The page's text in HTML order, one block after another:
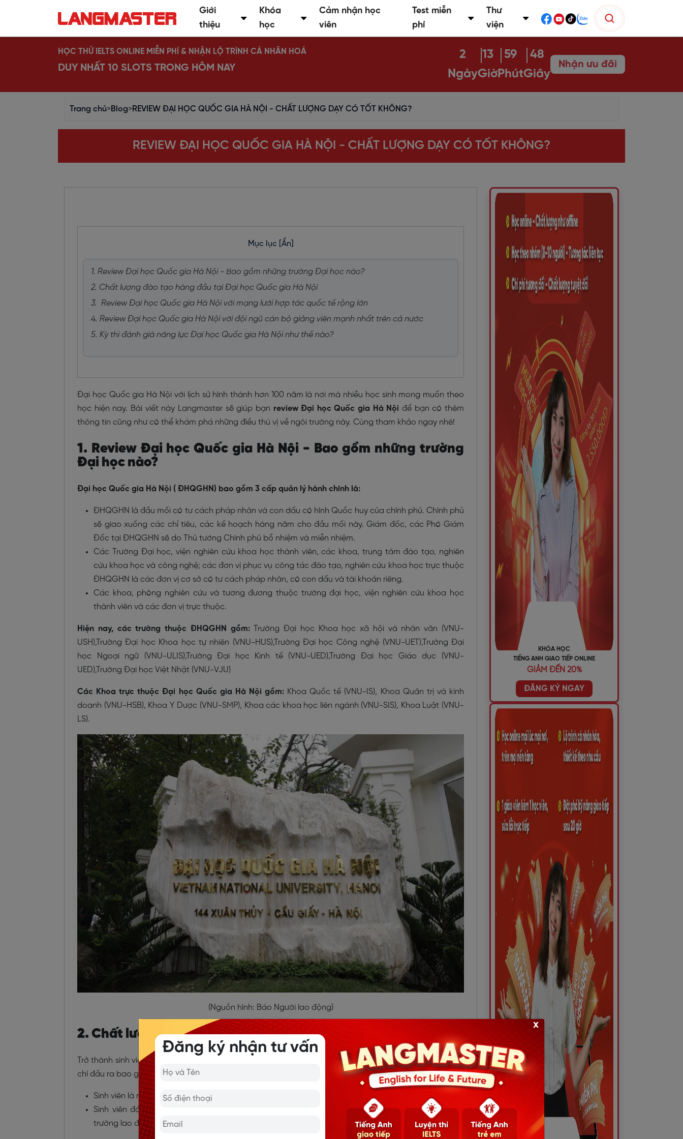
Giới
thiệu
Khóa
học
Cảm nhận học
viên
Test miễn
phí
Thư
viện
HỌC THỬ IELTS ONLINE MIỄN PHÍ & NHẬN LỘ TRÌNH CÁ NHÂN HOÁ
DUY NHẤT 10 SLOTS TRONG HÔM NAY
2
Ngày
13
Giờ
59
Phút
46
Giây
Nhận ưu đãi
Trang chủ>Blog>REVIEW ĐẠI HỌC QUỐC GIA HÀ NỘI - CHẤT LƯỢNG DẠY CÓ TỐT KHÔNG?
REVIEW ĐẠI HỌC QUỐC GIA HÀ NỘI - CHẤT LƯỢNG DẠY CÓ TỐT KHÔNG?
Mục lục [Ẩn]
1. Review Đại học Quốc gia Hà Nội - Bao gồm những trường Đại học nào?
2. Chất lượng đào tạo hàng đầu tại Đại học Quốc gia Hà Nội
3. Review Đại học Quốc gia Hà Nội với mạng lưới hợp tác quốc tế rộng lớn
4. Review Đại học Quốc gia Hà Nội với đội ngũ cán bộ giảng viên mạnh nhất trên cả nước
5. Kỳ thi đánh giá năng lực Đại học Quốc gia Hà Nội như thế nào?
Đại học Quốc gia Hà Nội với lịch sử hình thành hơn 100 năm là nơi mà nhiều học sinh mong muốn theo
học hiện nay. Bài viết này Langmaster sẽ giúp bạn review Đại học Quốc gia Hà Nội để bạn có thêm
thông tin cũng như có thể khám phá những điều thú vị về ngôi trường này. Cùng tham khảo ngay nhé!
1. Review Đại học Quốc gia Hà Nội - Bao gồm những trường
Đại học nào?
Đại học Quốc gia Hà Nội ( ĐHQGHN) bao gồm 3 cấp quản lý hành chính là:
ĐHQGHN là đầu mối có tư cách pháp nhân và con dấu có hình Quốc huy của chính phủ. Chính phủ
sẽ giao xuống các chỉ tiêu, các kế hoạch hàng năm cho đầu mối này. Giám đốc, các Phó Giám
Đốc tại ĐHQGHN sẽ do Thủ tướng Chính phủ bổ nhiệm và miễn nhiệm.
Các Trường Đại học, viện nghiên cứu khoa học thành viên, các khoa, trung tâm đào tạo, nghiên
cứu khoa học và công nghệ; các đơn vị phục vụ công tác đào tạo, nghiên cứu khoa học trực thuộc
ĐHQGHN là các đơn vị cơ sở có tư cách pháp nhân, có con dấu và tài khoản riêng.
Các khoa, phòng nghiên cứu và tương đương thuộc trường đại học, viện nghiên cứu khoa học
thành viên và các đơn vị trực thuộc.
Hiện nay, các trường thuộc ĐHQGHN gồm:
Trường Đại học Khoa học xã hội và nhân văn (VNU-
USH),Trường Đại học Khoa học tự nhiên (VNU-HUS),Trường Đại học Công nghệ (VNU-UET),Trường Đại
học Ngoại ngữ (VNU-ULIS),Trường Đại học Kinh tế (VNU-UED),Trường Đại học Giáo dục (VNU-
UED),Trường Đại học Việt Nhật (VNU-VJU)
Các Khoa trực thuộc Đại học Quốc gia Hà Nội gồm: Khoa Quốc tế (VNU-IS), Khoa Quản trị và kinh
doanh (VNU-HSB), Khoa Y Dược (VNU-SMP), Khoa các khoa học liên ngành (VNU-SIS), Khoa Luật (VNU-
LS).
(Nguồn hình: Báo Người lao động)
2. Chất lượng đào tạo hàng đầu tại Đại học Quốc gia Hà Nội
Trở thành sinh viên tại Đại học Quốc gia Hà Nội, sinh viên sẽ được cam kết 100% đạt toàn bộ những tiêu
chí đầu ra bao gồm:
Sinh viên là người có phẩm chất đạo đức tốt.
Sinh viên đảm bảo có kiến thức, năng lực và kỹ năng tốt, đáp ứng những yêu cầu cao của thị
trường lao động.
KHÓA HỌC
TIẾNG ANH GIAO TIẾP ONLINE
GIẢM ĐẾN 20%
ĐĂNG KÝ NGAY
Đăng ký nhận tư vấn
x